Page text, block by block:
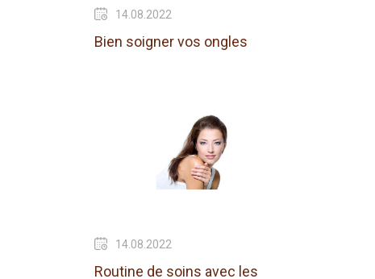
14.08.2022
Bien soigner vos ongles
14.08.2022
Routine de soins avec les